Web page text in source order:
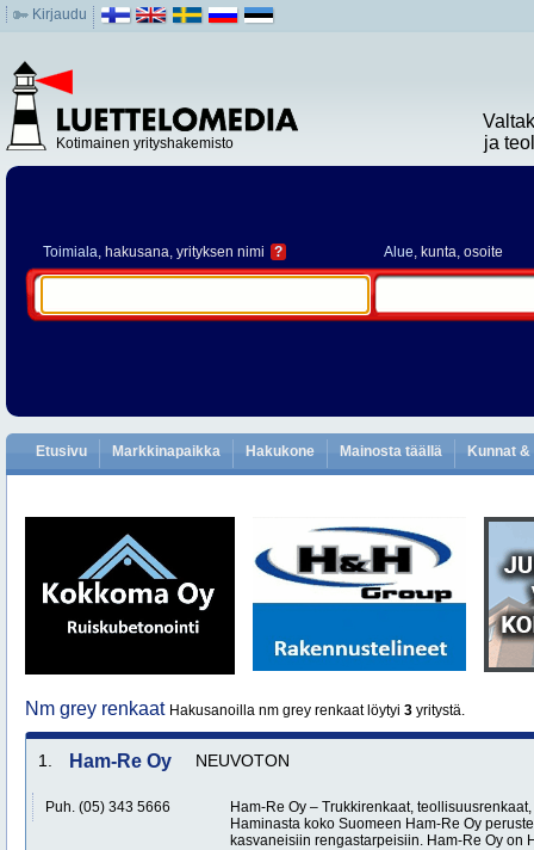
Kirjaudu
Kotimainen yrityshakemisto
ja
Toimiala, hakusana, yrityksen nimi ? Alue, kunta, osoite
Etusivu Markkinapaikka Hakukone Mainosta täällä Kunnat
Nm grey renkaat Hakusanoilla nm grey renkaat löytyi 3 yritystä.
1. Ham-Re Oy NEUVOTON
Puh. (05) 343 5666
Ham-Re Oy – Trukkirenkaat,
Haminasta koko Suomeen Ham-Re Oy
kasvaneisiin rengastarpeisiin. Ham-Re Oy on